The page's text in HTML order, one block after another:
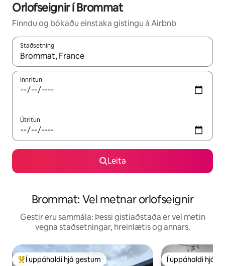
Orlofseignir í Brommat
Finndu og bókaðu einstaka gistingu á Airbnb
Staðsetning
Þegar niðurstöður liggja fyrir skaltu nota upp og niður
Innritun
Útritun
Leita
Brommat: Vel metnar orlofseignir
Gestir eru sammála: Þessi gistiaðstaða er vel metin
vegna staðsetningar, hreinlætis og annars.
Í mestu uppáhaldi hjá gestum
Í uppáhaldi hjá gestum Í uppáhaldi hjá
Í uppáhaldi hjá